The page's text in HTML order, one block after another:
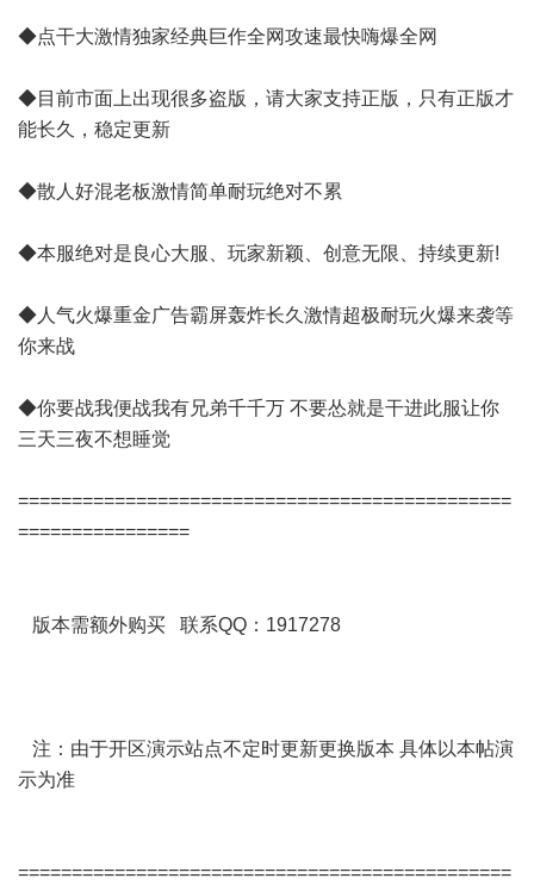
◆点干大激情独家经典巨作全网攻速最快嗨爆全网
◆目前市面上出现很多盗版，请大家支持正版，只有正版才
能长久，稳定更新
◆散人好混老板激情简单耐玩绝对不累
◆本服绝对是良心大服、玩家新颖、创意无限、持续更新!
◆人气火爆重金广告霸屏轰炸长久激情超极耐玩火爆来袭等
你来战
◆你要战我便战我有兄弟千千万 不要怂就是干进此服让你
三天三夜不想睡觉
==============================================
================
版本需额外购买 联系QQ：1917278
注：由于开区演示站点不定时更新更换版本 具体以本帖演
示为准
==============================================